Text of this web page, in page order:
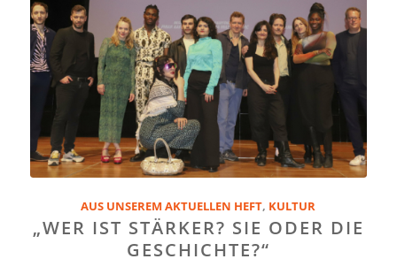
AUS UNSEREM AKTUELLEN HEFT, KULTUR
„WER IST STÄRKER? SIE ODER DIE
GESCHICHTE?“